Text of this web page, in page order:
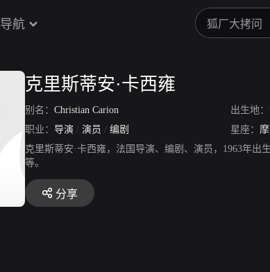
导航
克里斯蒂安·卡西雍
别名： Christian Carion 出生地：
职业： 导演 / 演员 / 编剧 星座：
克里斯蒂安·卡西雍，法国导演、编剧、演员，1963年出
等。
分享